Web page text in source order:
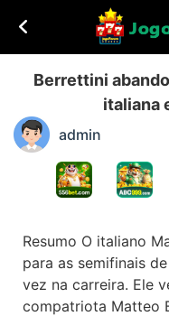
Berrettini
italiana
admin
Resumo O italiano
para as semifinais
vez na carreira. Ele
compatriota Matteo